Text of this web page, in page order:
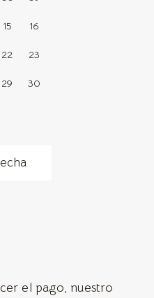
15 16
22 23
29 30
el pago, nuestro